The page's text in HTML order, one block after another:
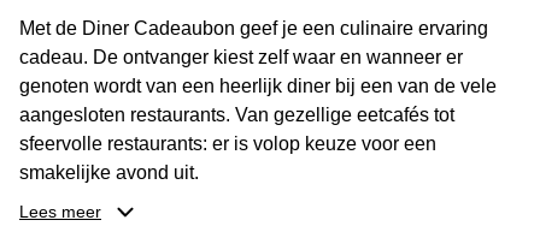
Met de Diner Cadeaubon geef je een culinaire ervaring
cadeau. De ontvanger kiest zelf waar en wanneer er
genoten wordt van een heerlijk diner bij een van de vele
aangesloten restaurants. Van gezellige eetcafés tot
sfeervolle restaurants: er is volop keuze voor een
smakelijke avond uit.
Lees meer